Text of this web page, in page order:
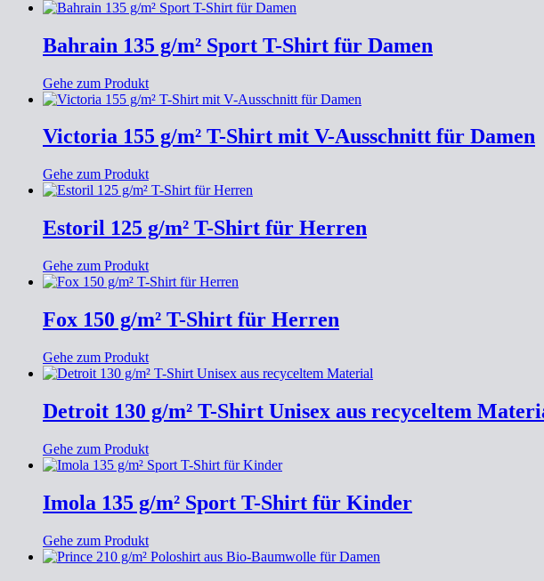
Bahrain 135 g/m² Sport T-Shirt für Damen
Gehe zum Produkt
Victoria 155 g/m² T-Shirt mit V-Ausschnitt für Damen
Gehe zum Produkt
Estoril 125 g/m² T-Shirt für Herren
Gehe zum Produkt
Fox 150 g/m² T-Shirt für Herren
Gehe zum Produkt
Detroit 130 g/m² T-Shirt Unisex aus recyceltem
Gehe zum Produkt
Imola 135 g/m² Sport T-Shirt für Kinder
Gehe zum Produkt